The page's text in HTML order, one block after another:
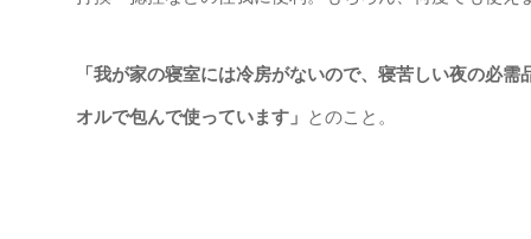
「我が家の寝室には冷房がないので、寝苦しい夜の必
オルで包んで使っています」 とのこと。